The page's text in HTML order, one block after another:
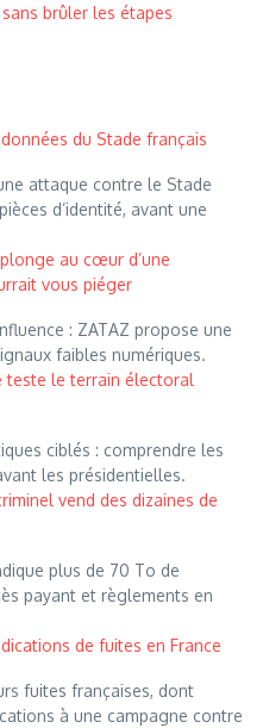
brûler les étapes
du Stade français
attaque contre le Stade
d’identité, avant une
au cœur d’une
vous piéger
: ZATAZ propose une
faibles numériques.
teste le terrain électoral
ciblés : comprendre les
les présidentielles.
vend des dizaines de
plus de 70 To de
payant et règlements en
de fuites en France
fuites françaises, dont
à une campagne contre